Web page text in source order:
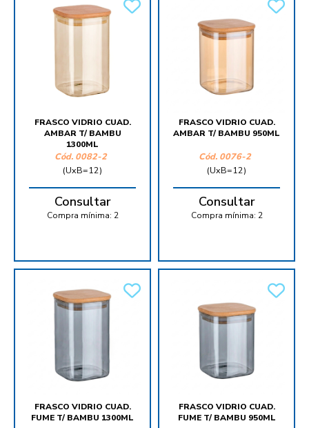
FRASCO VIDRIO CUAD.
AMBAR T/ BAMBU
1300ML
Cód. 0082-2
(UxB=12)
Consultar
Compra mínima: 2
FRASCO VIDRIO CUAD.
AMBAR T/ BAMBU 950ML
Cód. 0076-2
(UxB=12)
Consultar
Compra mínima: 2
FRASCO VIDRIO CUAD.
FUME T/ BAMBU 1300ML
FRASCO VIDRIO CUAD.
FUME T/ BAMBU 950ML